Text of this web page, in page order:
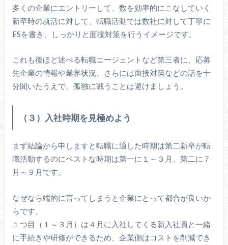
多くの企業にエントリーして、数を効率的にこなしていく
新卒時の就活に対して、転職活動では数社に対して丁寧に
ESを書き、しっかりと面接対策を行うイメージです。
これも後ほど述べる転職エージェントなど第三者に、応募
先企業の情報や業界状況、さらには面接対策などの話を十
分聞いたうえで、孤独に戦うことは避けましょう。
（３）入社時期を見極めよう
まず結論から申しますと転職に適した時期は第二新卒が転
職活動するのにベストな時期は第一に１～３月、第二に７
月～９月です。
なぜなら端的に言ってしまうと企業にとって都合が良いか
らです。
１つ目（１～３月）は４月に入社してくる新入社員と一緒
に手続きや研修ができるため、企業側はコストを削減でき